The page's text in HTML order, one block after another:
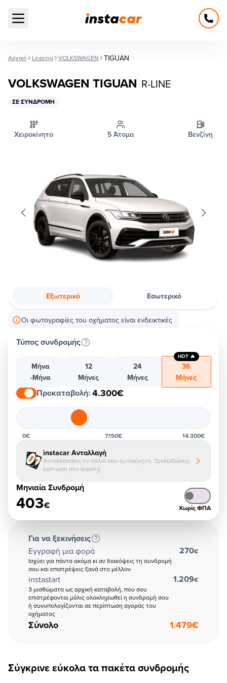
Open main menu
Αρχική Leasing VOLKSWAGEN TIGUAN
VOLKSWAGEN TIGUAN R-LINE
ΣΕ ΣΥΝΔΡΟΜΉ
Χειροκίνητο 5 Άτομα Βενζίνη
Εξωτερικό Εσωτερικό
Οι φωτογραφίες του οχήματος είναι ενδεικτικές
Τύπος συνδρομής
Μήνα
-Μήνα
12
Μήνες
24
Μήνες
36
Μήνες
HOT 🔥
Προκαταβολή:4.300€
0€ 7.150€ 14.300€
instacar Ανταλλαγή
Ανταλλάσσεις το παλιό σου αυτοκίνητο. Ξεκλειδώνεις
έκπτωση στο leasing
Μηνιαία Συνδρομή
403€ Χωρίς ΦΠΑ
Για να ξεκινήσεις
Εγγραφή μια φορά
Ισχύει για πάντα ακόμα κι αν διακόψεις τη συνδρομή
σου και επιστρέψεις ξανά στο μέλλον
270€
instastart
3 μισθώματα ως αρχική καταβολή, που σου
επιστρέφονται μόλις ολοκληρωθεί η συνδρομή σου
ή συνυπολογίζονται σε περίπτωση αγοράς του
οχήματος
1.209€
Σύνολο 1.479€
Σύγκρινε εύκολα τα πακέτα συνδρομής